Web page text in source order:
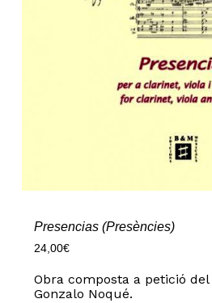
Presencias (Presències)
24,00€
Obra composta a petició
Gonzalo Noqué.